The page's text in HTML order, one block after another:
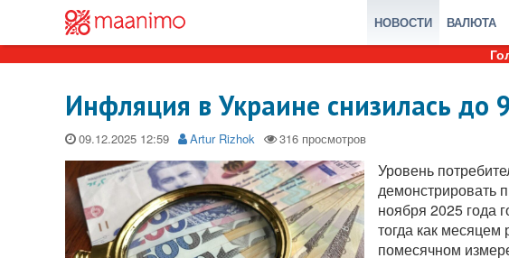
НОВОСТИ ВАЛЮТА
Инфляция в Украине снизилась до
09.12.2025 Artur Rizhok
Уровень
демонстрировать
ноября 2025 года
тогда как
помесячном